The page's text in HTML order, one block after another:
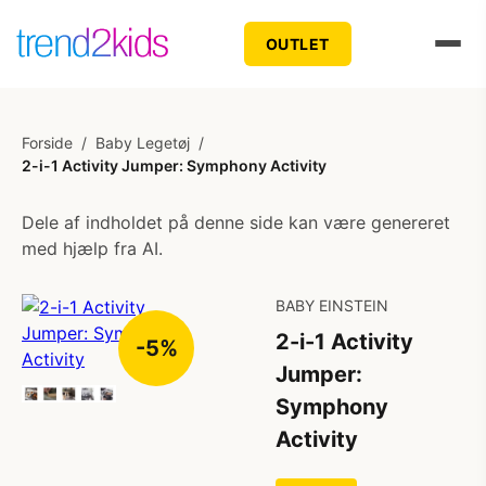
OUTLET
Forside / Baby Legetøj /
2-i-1 Activity Jumper: Symphony Activity
Dele af indholdet på denne side kan være genereret
med hjælp fra AI.
-5%
BABY EINSTEIN
2-i-1 Activity
Jumper:
Symphony
Activity